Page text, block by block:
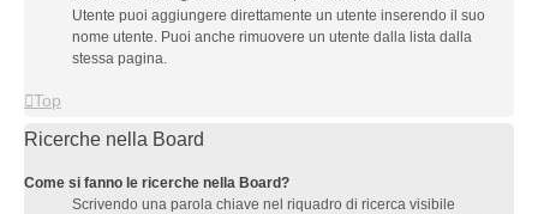
Utente puoi aggiungere direttamente un utente inserendo il suo
nome utente. Puoi anche rimuovere un utente dalla lista dalla
stessa pagina.
Top
Ricerche nella Board
Come si fanno le ricerche nella Board?
Scrivendo una parola chiave nel riquadro di ricerca visibile